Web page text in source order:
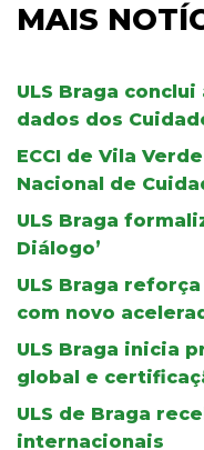
MAIS
ULS Braga
dados dos
ECCI de Vila
Nacional de
ULS Braga
Diálogo’
ULS Braga
com novo
ULS Braga inicia
global e
ULS de Braga
internacionais